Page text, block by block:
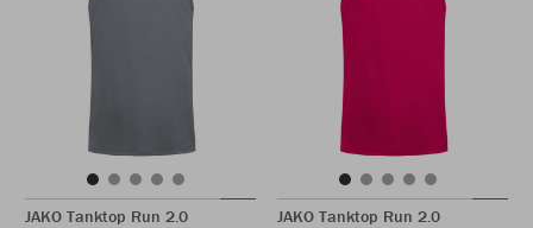
JAKO Tanktop Run 2.0
JAKO Tanktop Run 2.0